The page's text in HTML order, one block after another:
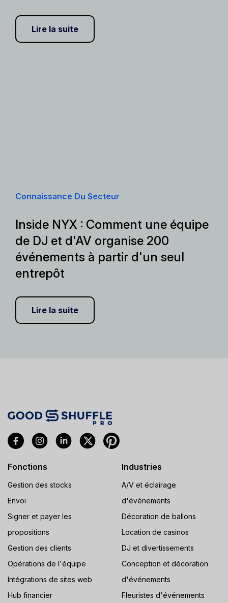
Lire la suite
Connaissance Du Secteur
Inside NYX : Comment une équipe
de DJ et d'AV organise 200
événements à partir d'un seul
entrepôt
Lire la suite
Fonctions
Gestion des stocks
Envoi
Signer et payer les
propositions
Gestion des clients
Opérations de l'équipe
Intégrations de sites web
Hub financier
Industries
A/V et éclairage
d'événements
Décoration de ballons
Location de casinos
DJ et divertissements
Conception et décoration
d'événements
Fleuristes d'événements